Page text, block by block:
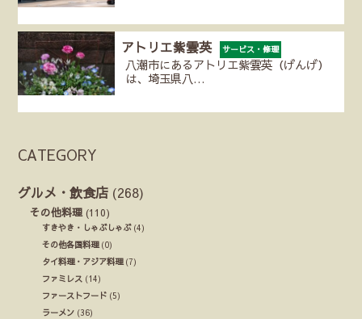
アトリエ紫雲英 サービス・修理
八潮市にあるアトリエ紫雲英（げんげ）
は、埼玉県八…
CATEGORY
グルメ・飲食店 (268)
その他料理 (110)
すきやき・しゃぶしゃぶ(4)
その他各国料理(0)
タイ料理・アジア料理(7)
ファミレス (14)
ファーストフード (5)
ラーメン (36)